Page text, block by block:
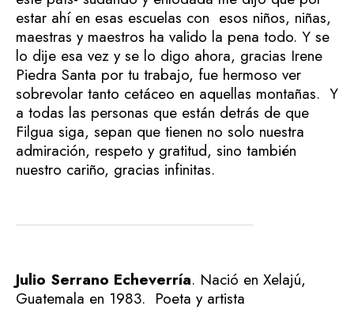
estar ahí en esas escuelas con esos niños, niñas,
maestras y maestros ha valido la pena todo. Y se
lo dije esa vez y se lo digo ahora, gracias Irene
Piedra Santa por tu trabajo, fue hermoso ver
sobrevolar tanto cetáceo en aquellas montañas. Y
a todas las personas que están detrás de que
Filgua siga, sepan que tienen no solo nuestra
admiración, respeto y gratitud, sino también
nuestro cariño, gracias infinitas.
Julio Serrano Echeverría. Nació en Xelajú,
Guatemala en 1983. Poeta y artista